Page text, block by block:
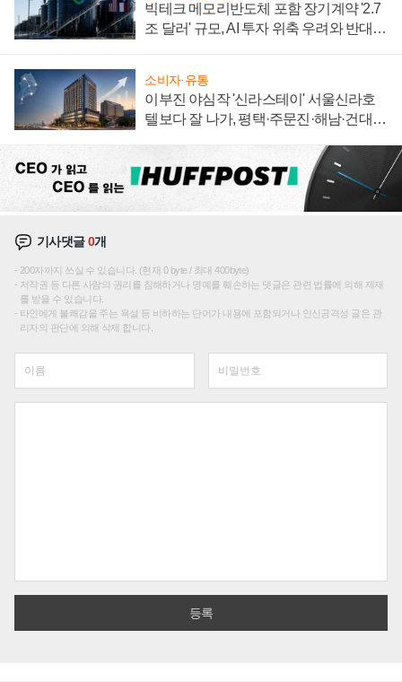
빅테크 메모리반도체 포함 장기계약 '2.7
조 달러' 규모, AI 투자 위축 우려와 반대
소비자·유통
이부진 야심작 '신라스테이' 서울신라호
텔보다 잘 나가, 평택·주문진·해남·건대로
기사댓글0개
200자까지 쓰실 수 있습니다. (현재 0 byte / 최대 400byte)
저작권 등 다른 사람의 권리를 침해하거나 명예를 훼손하는 댓글은 관련 법률에 의해 제재
를 받을 수 있습니다.
타인에게 불쾌감을 주는 욕설 등 비하하는 단어가 내용에 포함되거나 인신공격성 글은 관
리자의 판단에 의해 삭제 합니다.